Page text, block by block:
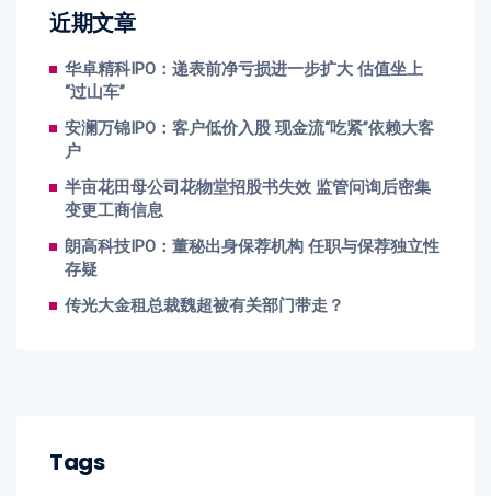
近期文章
华卓精科IPO：递表前净亏损进一步扩大 估值坐上
“过山车”
安澜万锦IPO：客户低价入股 现金流“吃紧”依赖大客
户
半亩花田母公司花物堂招股书失效 监管问询后密集
变更工商信息
朗高科技IPO：董秘出身保荐机构 任职与保荐独立性
存疑
传光大金租总裁魏超被有关部门带走？
Tags